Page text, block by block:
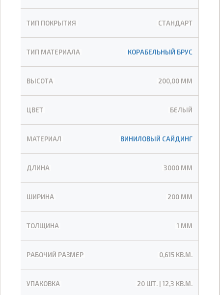
ТИП ПОКРЫТИЯ СТАНДАРТ
ТИП МАТЕРИАЛА КОРАБЕЛЬНЫЙ БРУС
ВЫСОТА 200,00 ММ
ЦВЕТ БЕЛЫЙ
МАТЕРИАЛ ВИНИЛОВЫЙ САЙДИНГ
ДЛИНА 3000 ММ
ШИРИНА 200 ММ
ТОЛЩИНА 1 ММ
РАБОЧИЙ РАЗМЕР 0,615 КВ.М.
УПАКОВКА 20 ШТ. | 12,3 КВ.М.